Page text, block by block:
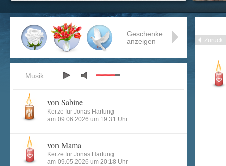
Zurück
Geschenke
anzeigen
Musik:
von Sabine
Kerze für Jonas Hartung
am 09.06.2026 um 19:31 Uhr
von Mama
Kerze für Jonas Hartung
am 09.05.2026 um 20:18 Uhr